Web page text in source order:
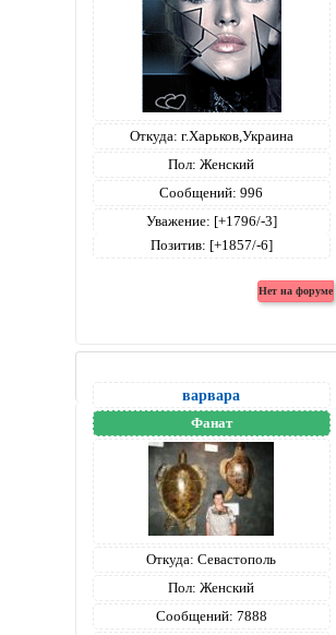
Откуда: г.Харьков,Украина
Пол: Женский
Сообщений: 996
Уважение: [+1796/-3]
Позитив: [+1857/-6]
варвара
Фанат
Откуда: Севастополь
Пол: Женский
Сообщений: 7888